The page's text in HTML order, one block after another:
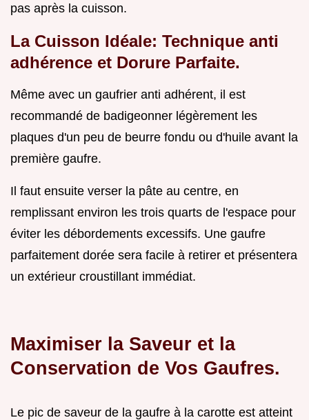
pas après la cuisson.
La Cuisson Idéale: Technique anti
adhérence et Dorure Parfaite.
Même avec un gaufrier anti adhérent, il est
recommandé de badigeonner légèrement les
plaques d'un peu de beurre fondu ou d'huile avant la
première gaufre.
Il faut ensuite verser la pâte au centre, en
remplissant environ les trois quarts de l'espace pour
éviter les débordements excessifs. Une gaufre
parfaitement dorée sera facile à retirer et présentera
un extérieur croustillant immédiat.
Maximiser la Saveur et la
Conservation de Vos Gaufres.
Le pic de saveur de la gaufre à la carotte est atteint